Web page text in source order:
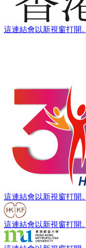
這連結會以新視窗打開。
這連結會以新視窗打開。
這連結會以新視窗打開。